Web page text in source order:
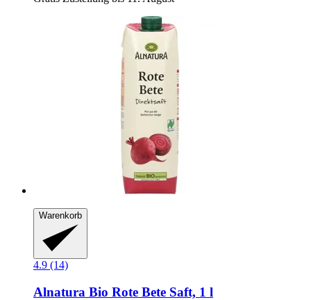
Warenkorb
4.9 (14)
Alnatura Bio Rote Bete Saft, 1 l